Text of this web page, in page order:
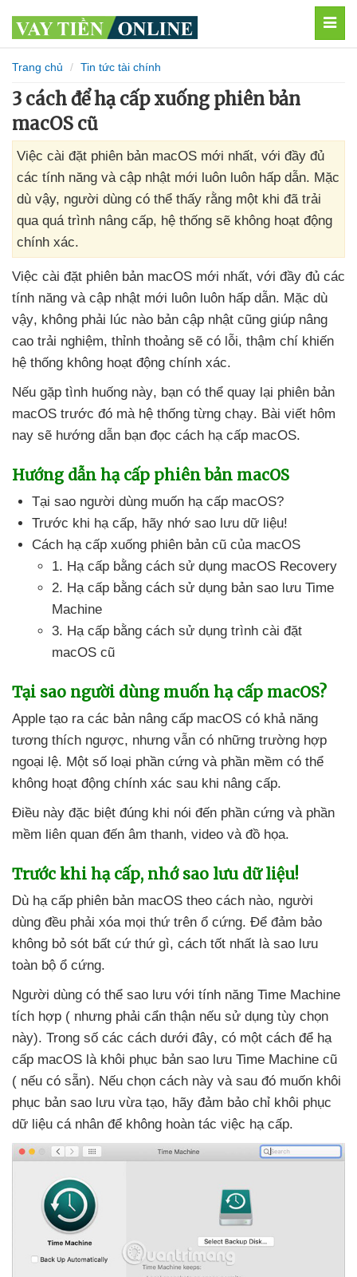
Trang chủ Tin tức tài chính
3 cách để hạ cấp xuống phiên bản
macOS cũ
Việc cài đặt phiên bản macOS mới nhất, với đầy đủ
các tính năng và cập nhật mới luôn luôn hấp dẫn. Mặc
dù vậy, người dùng có thể thấy rằng một khi đã trải
qua quá trình nâng cấp, hệ thống sẽ không hoạt động
chính xác.
Việc cài đặt phiên bản macOS mới nhất, với đầy đủ các
tính năng và cập nhật mới luôn luôn hấp dẫn. Mặc dù
vậy, không phải lúc nào bản cập nhật cũng giúp nâng
cao trải nghiệm, thỉnh thoảng sẽ có lỗi, thậm chí khiến
hệ thống không hoạt động chính xác.
Nếu gặp tình huống này, bạn có thể quay lại phiên bản
macOS trước đó mà hệ thống từng chạy. Bài viết hôm
nay sẽ hướng dẫn bạn đọc cách hạ cấp macOS.
Hướng dẫn hạ cấp phiên bản macOS
Tại sao người dùng muốn hạ cấp macOS?
Trước khi hạ cấp, hãy nhớ sao lưu dữ liệu!
Cách hạ cấp xuống phiên bản cũ của macOS
1. Hạ cấp bằng cách sử dụng macOS Recovery
2. Hạ cấp bằng cách sử dụng bản sao lưu Time
Machine
3. Hạ cấp bằng cách sử dụng trình cài đặt
macOS cũ
Tại sao người dùng muốn hạ cấp macOS?
Apple tạo ra các bản nâng cấp macOS có khả năng
tương thích ngược, nhưng vẫn có những trường hợp
ngoại lệ. Một số loại phần cứng và phần mềm có thể
không hoạt động chính xác sau khi nâng cấp.
Điều này đặc biệt đúng khi nói đến phần cứng và phần
mềm liên quan đến âm thanh, video và đồ họa.
Trước khi hạ cấp, nhớ sao lưu dữ liệu!
Dù hạ cấp phiên bản macOS theo cách nào, người
dùng đều phải xóa mọi thứ trên ổ cứng. Để đảm bảo
không bỏ sót bất cứ thứ gì, cách tốt nhất là sao lưu
toàn bộ ổ cứng.
Người dùng có thể sao lưu với tính năng Time Machine
tích hợp ( nhưng phải cẩn thận nếu sử dụng tùy chọn
này). Trong số các cách dưới đây, có một cách để hạ
cấp macOS là khôi phục bản sao lưu Time Machine cũ
( nếu có sẵn). Nếu chọn cách này và sau đó muốn khôi
phục bản sao lưu vừa tạo, hãy đảm bảo chỉ khôi phục
dữ liệu cá nhân để không hoàn tác việc hạ cấp.